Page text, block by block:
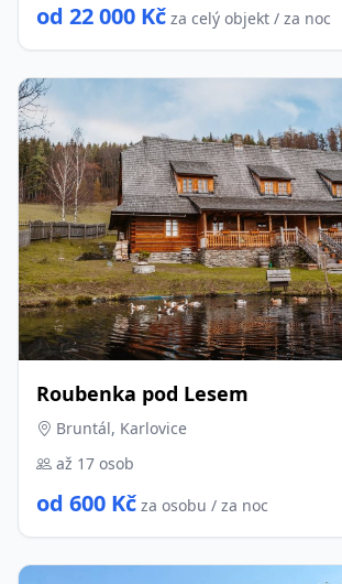
od 22 000 Kč za celý objekt / za noc
Roubenka pod Lesem
Bruntál, Karlovice
až 17 osob
od 600 Kč za osobu / za noc